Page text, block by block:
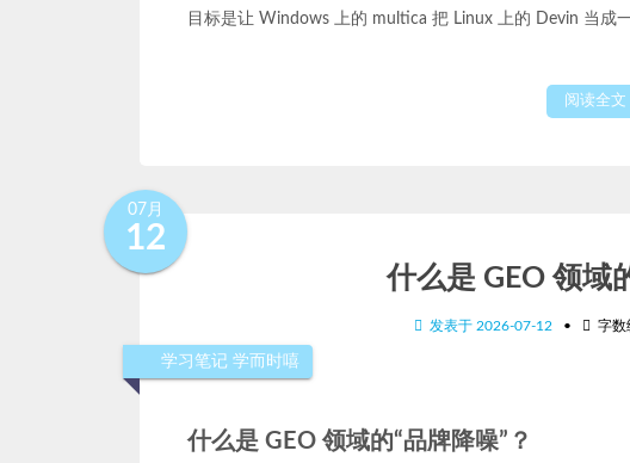
目标是让 Windows 上的 multica 把 Linux 上的 Devin 当成
阅读全文
07月
12
学习笔记 学而时嘻
什么是 GEO 领域
发表于 2026-07-12 • 字数
什么是 GEO 领域的“品牌降噪”？